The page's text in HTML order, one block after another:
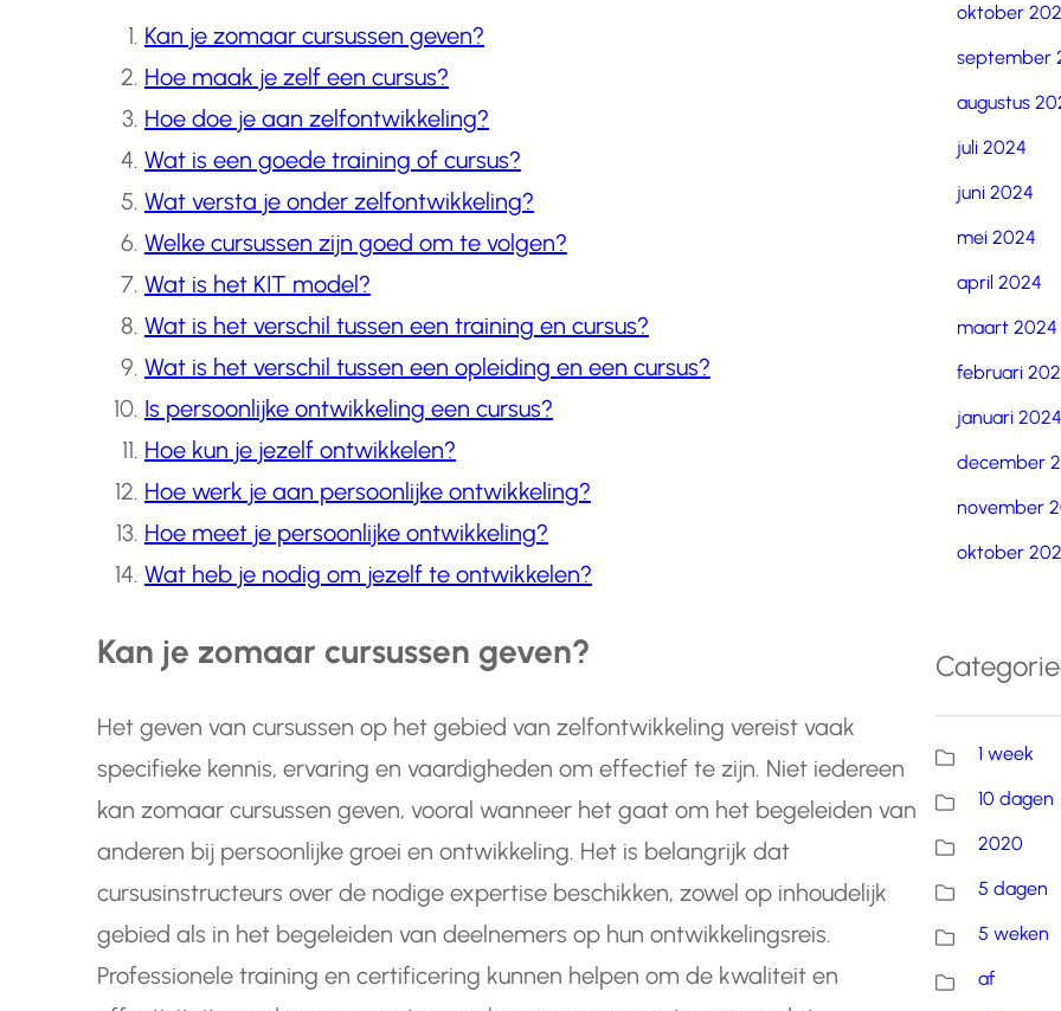
Kan je zomaar cursussen geven?
Hoe maak je zelf een cursus?
Hoe doe je aan zelfontwikkeling?
Wat is een goede training of cursus?
Wat versta je onder zelfontwikkeling?
Welke cursussen zijn goed om te volgen?
Wat is het KIT model?
Wat is het verschil tussen een training en cursus?
Wat is het verschil tussen een opleiding en een cursus?
Is persoonlijke ontwikkeling een cursus?
Hoe kun je jezelf ontwikkelen?
Hoe werk je aan persoonlijke ontwikkeling?
Hoe meet je persoonlijke ontwikkeling?
Wat heb je nodig om jezelf te ontwikkelen?
Kan je zomaar cursussen geven?
Het geven van cursussen op het gebied van zelfontwikkeling vereist vaak
specifieke kennis, ervaring en vaardigheden om effectief te zijn. Niet iedereen
kan zomaar cursussen geven, vooral wanneer het gaat om het begeleiden van
anderen bij persoonlijke groei en ontwikkeling. Het is belangrijk dat
cursusinstructeurs over de nodige expertise beschikken, zowel op inhoudelijk
gebied als in het begeleiden van deelnemers op hun ontwikkelingsreis.
Professionele training en certificering kunnen helpen om de kwaliteit en
oktober
september
augustus
juli 2024
juni 2024
mei 2024
april 2024
maart 2024
februari
januari 2024
december
november
oktober
1 week
10 dagen
2020
5 dagen
5 weken
af